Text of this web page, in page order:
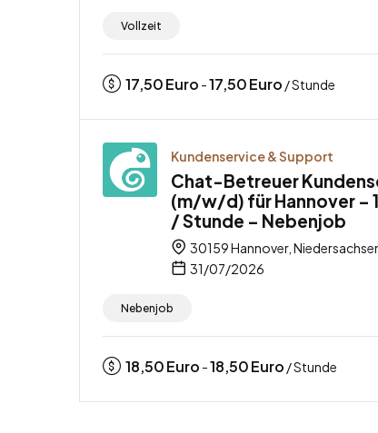
Vollzeit
17,50Euro -17,50Euro / Stunde
Kundenservice & Support
Chat-Betreuer
(m/w/d) für Hannover –
/ Stunde – Nebenjob
30159 Hannover,
31/07/2026
Nebenjob
18,50Euro -18,50Euro / Stunde